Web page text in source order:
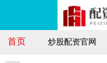
首页 炒股配资官网